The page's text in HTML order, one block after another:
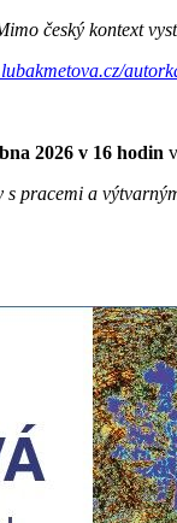
český kontext
2026 v 16 hodin
pracemi a